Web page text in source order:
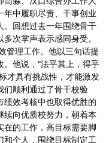
年中履职尽责、干事创业
。回想过去一年围绕骨干
次掌声表示感同身受。
管理工作。他以三句话提
他说，“法乎其上，得乎
才具有挑战性，才能激发
们顺利通过了骨干校验
效考核中也取得优胜的
续向优质校努力，朝着本
的工作，高目标需要脚
和个人，围绕目标制定工